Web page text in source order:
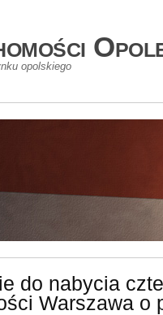
opolskiego
do nabycia
Warszawa o